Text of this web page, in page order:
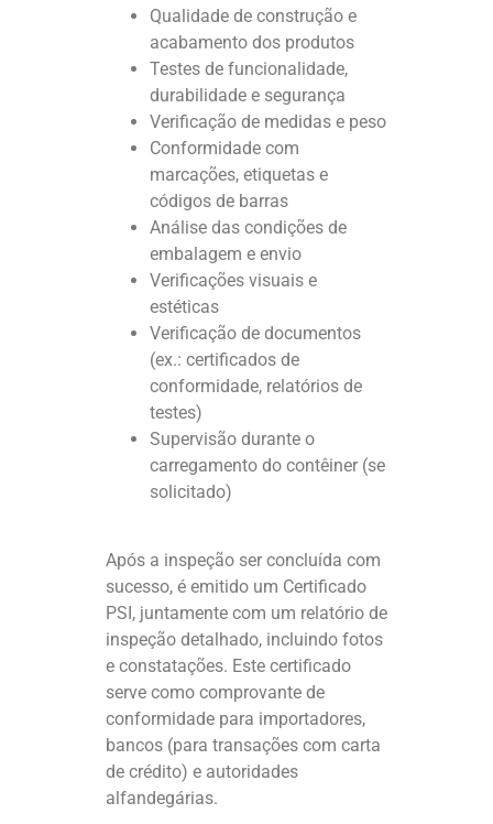
Qualidade de construção e
acabamento dos produtos
Testes de funcionalidade,
durabilidade e segurança
Verificação de medidas e peso
Conformidade com
marcações, etiquetas e
códigos de barras
Análise das condições de
embalagem e envio
Verificações visuais e
estéticas
Verificação de documentos
(ex.: certificados de
conformidade, relatórios de
testes)
Supervisão durante o
carregamento do contêiner (se
solicitado)
Após a inspeção ser concluída com
sucesso, é emitido um Certificado
PSI, juntamente com um relatório de
inspeção detalhado, incluindo fotos
e constatações. Este certificado
serve como comprovante de
conformidade para importadores,
bancos (para transações com carta
de crédito) e autoridades
alfandegárias.